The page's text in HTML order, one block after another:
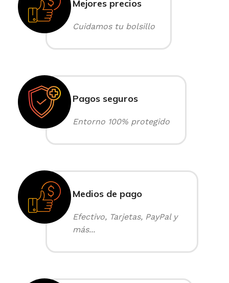
Mejores precios
Cuidamos tu bolsillo
Pagos seguros
Entorno 100% protegido
Medios de pago
Efectivo, Tarjetas, PayPal y
más...